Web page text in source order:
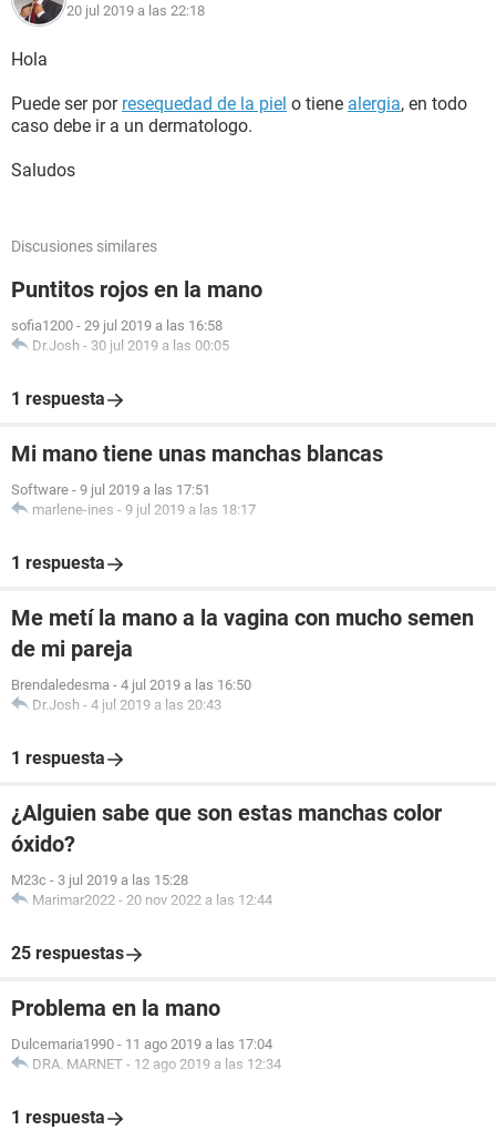
20 jul 2019 a las 22:18
Hola
Puede ser por resequedad de la piel o tiene alergia, en todo
caso debe ir a un dermatologo.
Saludos
Discusiones similares
Puntitos rojos en la mano
sofia1200 - 29 jul 2019 a las 16:58
Dr.Josh - 30 jul 2019 a las 00:05
1 respuesta
Mi mano tiene unas manchas blancas
Software - 9 jul 2019 a las 17:51
marlene-ines - 9 jul 2019 a las 18:17
1 respuesta
Me metí la mano a la vagina con mucho semen
de mi pareja
Brendaledesma - 4 jul 2019 a las 16:50
Dr.Josh - 4 jul 2019 a las 20:43
1 respuesta
¿Alguien sabe que son estas manchas color
óxido?
M23c - 3 jul 2019 a las 15:28
Marimar2022 - 20 nov 2022 a las 12:44
25 respuestas
Problema en la mano
Dulcemaria1990 - 11 ago 2019 a las 17:04
DRA. MARNET - 12 ago 2019 a las 12:34
1 respuesta